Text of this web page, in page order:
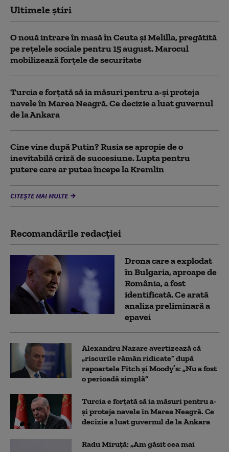
Ultimele știri
O nouă intrare în masă în Ceuta și Melilla, pregătită
pe rețelele sociale pentru 15 august. Marocul
mobilizează forțele de securitate
Turcia e forțată să ia măsuri pentru a-și proteja
navele în Marea Neagră. Ce decizie a luat guvernul
de la Ankara
Cine vine după Putin? Rusia se apropie de o
inevitabilă criză de succesiune. Lupta pentru
putere care ar putea începe la Kremlin
CITEȘTE MAI MULTE
Recomandările redacţiei
Drona care a explodat
în Bulgaria, aproape de
România, a fost
identificată. Ce arată
analiza preliminară a
epavei
Alexandru Nazare avertizează că
„riscurile rămân ridicate” după
rapoartele Fitch și Moody’s: „Nu a fost
o perioadă simplă”
Turcia e forțată să ia măsuri pentru a-
și proteja navele în Marea Neagră. Ce
decizie a luat guvernul de la Ankara
Radu Miruță: „Am găsit cea mai